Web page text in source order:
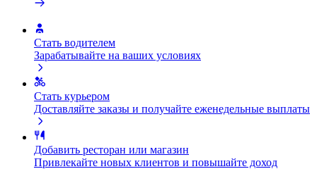
Стать водителем
Зарабатывайте на ваших условиях
Стать курьером
Доставляйте заказы и получайте еженедельные выплаты
Добавить ресторан или магазин
Привлекайте новых клиентов и повышайте доход